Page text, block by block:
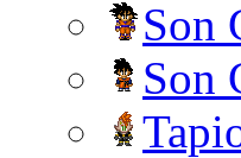
Son
Son